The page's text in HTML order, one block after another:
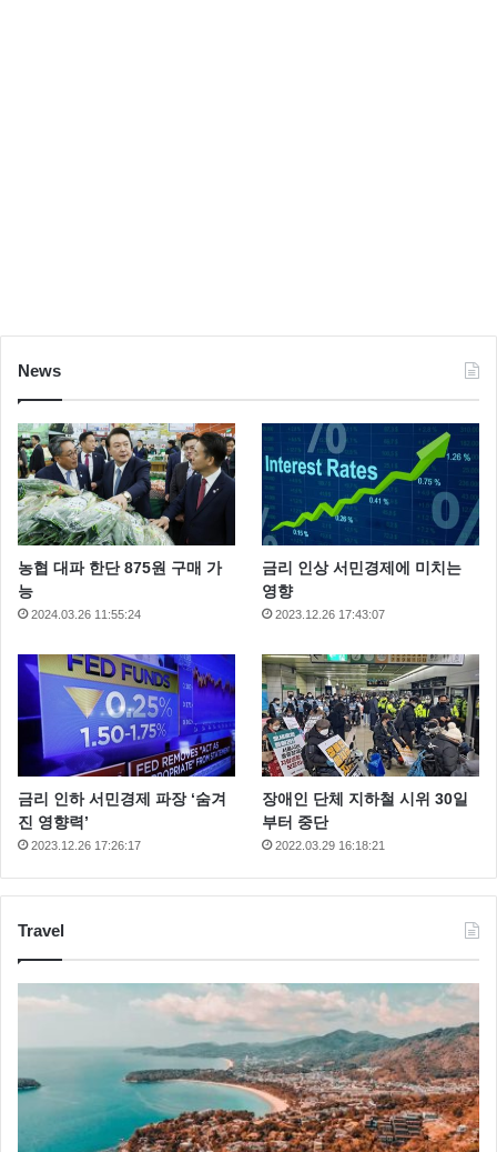
삼시세끼윤균상 삼시세끼이서진
News
농협 대파 한단 875원 구매 가
능
2024.03.26 11:55:24
금리 인상 서민경제에 미치는
영향
2023.12.26 17:43:07
금리 인하 서민경제 파장 ‘숨겨
진 영향력’
2023.12.26 17:26:17
장애인 단체 지하철 시위 30일
부터 중단
2022.03.29 16:18:21
Travel